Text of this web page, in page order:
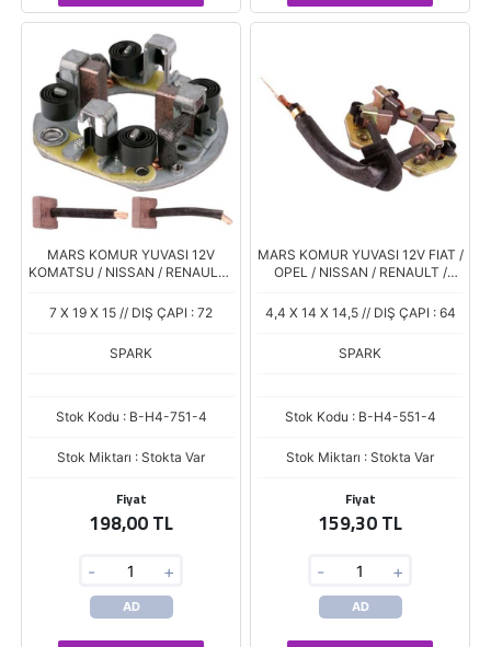
MARS KOMUR YUVASI 12V
KOMATSU / NISSAN / RENAULT /
74-75) (7 X 19 X 16)
7 X 19 X 15 // DIŞ ÇAPI : 72
SPARK
Stok Kodu : B-H4-751-4
Stok Miktarı : Stokta Var
Fiyat
198,00 TL
- +
AD
MARS KOMUR YUVASI 12V FIAT /
OPEL / NISSAN / RENAULT /
X 15)
4,4 X 14 X 14,5 // DIŞ ÇAPI : 64
SPARK
Stok Kodu : B-H4-551-4
Stok Miktarı : Stokta Var
Fiyat
159,30 TL
- +
AD